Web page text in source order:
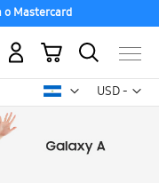
o Mastercard
USD -
dólar
Mi carrito